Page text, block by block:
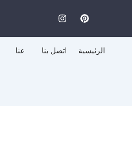
P
i
t
e
r
I
n
t
a
الرئيسية اتصل بنا عنا